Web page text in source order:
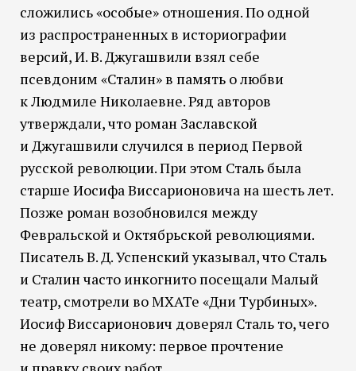
сложились «особые» отношения. По одной
из распространенных в историографии
версий, И. В. Джугашвили взял себе
псевдоним «Сталин» в память о любви
к Людмиле Николаевне. Ряд авторов
утверждали, что роман Заславской
и Джугашвили случился в период Первой
русской революции. При этом Сталь была
старше Иосифа Виссарионовича на шесть лет.
Позже роман возобновился между
Февральской и Октябрьской революциями.
Писатель В. Д. Успенский указывал, что Сталь
и Сталин часто инкогнито посещали Малый
театр, смотрели во МХАТе «Дни Турбиных».
Иосиф Виссарионович доверял Сталь то, чего
не доверял никому: первое прочтение